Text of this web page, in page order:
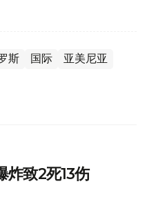
斯 国际 亚美尼亚
炸致2死13伤